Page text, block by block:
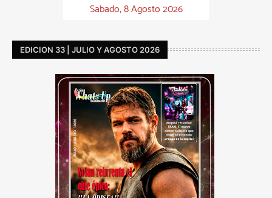
Sabado, 8 Agosto 2026
EDICION 33 | JULIO Y AGOSTO 2026